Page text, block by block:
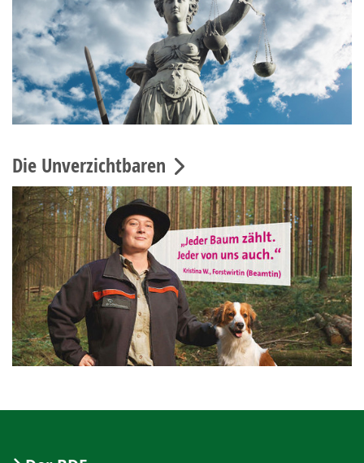
Die Unverzichtbaren